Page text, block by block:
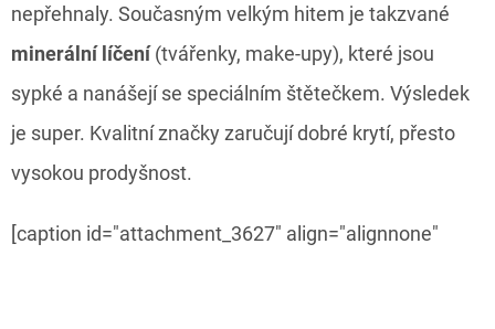
nepřehnaly. Současným velkým hitem je takzvané
minerální líčení(tvářenky, make-upy), které jsou
sypké a nanášejí se speciálním štětečkem. Výsledek
je super. Kvalitní značky zaručují dobré krytí, přesto
vysokou prodyšnost.
[caption id="attachment_3627" align="alignnone"